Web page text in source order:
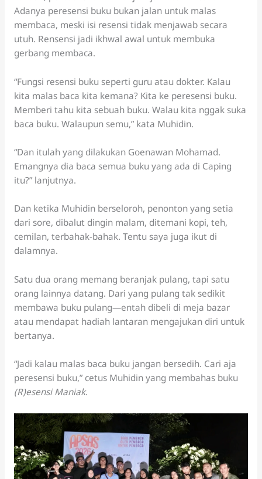
Adanya peresensi buku bukan jalan untuk malas
membaca, meski isi resensi tidak menjawab secara
utuh. Rensensi jadi ikhwal awal untuk membuka
gerbang membaca.
“Fungsi resensi buku seperti guru atau dokter. Kalau
kita malas baca kita kemana? Kita ke peresensi buku.
Memberi tahu kita sebuah buku. Walau kita nggak suka
baca buku. Walaupun semu,” kata Muhidin.
“Dan itulah yang dilakukan Goenawan Mohamad.
Emangnya dia baca semua buku yang ada di Caping
itu?” lanjutnya.
Dan ketika Muhidin berseloroh, penonton yang setia
dari sore, dibalut dingin malam, ditemani kopi, teh,
cemilan, terbahak-bahak. Tentu saya juga ikut di
dalamnya.
Satu dua orang memang beranjak pulang, tapi satu
orang lainnya datang. Dari yang pulang tak sedikit
membawa buku pulang—entah dibeli di meja bazar
atau mendapat hadiah lantaran mengajukan diri untuk
bertanya.
“Jadi kalau malas baca buku jangan bersedih. Cari aja
peresensi buku,” cetus Muhidin yang membahas buku
(R)esensi Maniak.